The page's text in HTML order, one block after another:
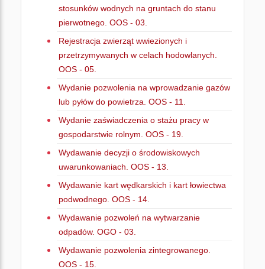
stosunków wodnych na gruntach do stanu
pierwotnego. OOS - 03.
Rejestracja zwierząt wwiezionych i
przetrzymywanych w celach hodowlanych.
OOS - 05.
Wydanie pozwolenia na wprowadzanie gazów
lub pyłów do powietrza. OOS - 11.
Wydanie zaświadczenia o stażu pracy w
gospodarstwie rolnym. OOS - 19.
Wydawanie decyzji o środowiskowych
uwarunkowaniach. OOS - 13.
Wydawanie kart wędkarskich i kart łowiectwa
podwodnego. OOS - 14.
Wydawanie pozwoleń na wytwarzanie
odpadów. OGO - 03.
Wydawanie pozwolenia zintegrowanego.
OOS - 15.